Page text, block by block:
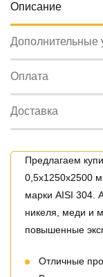
Oписание
Дополнительные
Оплата
Доставка
Предлагаем
0,5х1250х2500
марки AISI 304.
никеля, меди и
повышенные
Отличные